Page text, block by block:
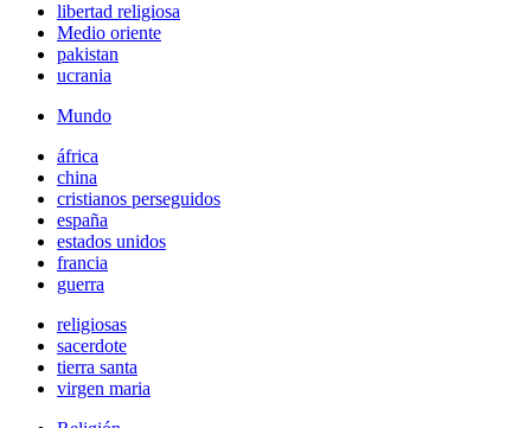
libertad religiosa
Medio oriente
pakistan
ucrania
Mundo
áfrica
china
cristianos perseguidos
españa
estados unidos
francia
guerra
religiosas
sacerdote
tierra santa
virgen maria